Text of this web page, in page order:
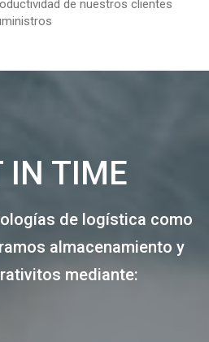
de nuestros clientes
IN TIME
de logística como
almacenamiento y
mediante: